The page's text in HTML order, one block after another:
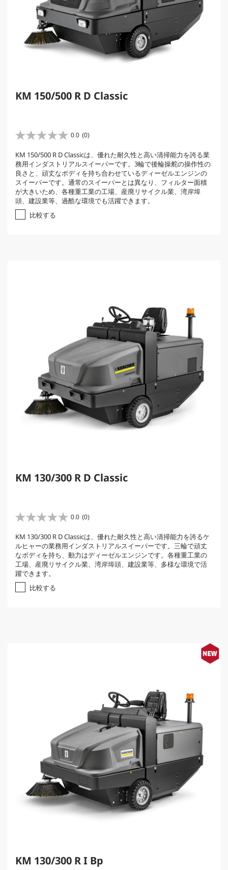
KM 150/500 R D Classic
0.0 (0)
星
.
0
／
5
個
で
。
KM 150/500 R D Classicは、優れた耐久性と高い清掃能力を誇る業
務用インダストリアルスイーパーです。3輪で後輪操舵の操作性の
良さと、頑丈なボディを持ち合わせているディーゼルエンジンの
スイーパーです。通常のスイーパーとは異なり、フィルター面積
が大きいため、各種重工業の工場、産廃リサイクル業、湾岸埠
頭、建設業等、過酷な環境でも活躍できます。
比較する
KM 130/300 R D Classic
0.0 (0)
星
.
0
／
5
個
す
KM 130/300 R D Classicは、優れた耐久性と高い清掃能力を誇るケ
ルヒャーの業務用インダストリアルスイーパーです。三輪で頑丈
なボディを持ち、動力はディーゼルエンジンです。各種重工業の
工場、産廃リサイクル業、湾岸埠頭、建設業等、多様な環境で活
躍できます。
比較する
KM 130/300 R I Bp